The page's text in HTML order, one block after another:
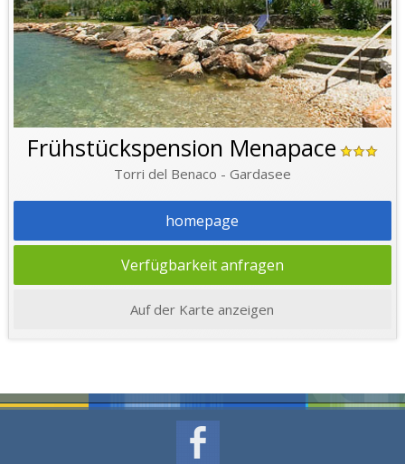
Frühstückspension Menapace
Torri del Benaco - Gardasee
homepage
Verfügbarkeit anfragen
Auf der Karte anzeigen